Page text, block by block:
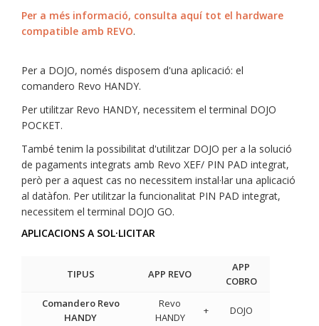
Per a més informació, consulta aquí tot el hardware
compatible amb REVO.
Per a DOJO, només disposem d'una aplicació: el
comandero Revo HANDY.
Per utilitzar Revo HANDY, necessitem el terminal DOJO
POCKET.
També tenim la possibilitat d'utilitzar DOJO per a la solució
de pagaments integrats amb Revo XEF/ PIN PAD integrat,
però per a aquest cas no necessitem instal·lar una aplicació
al datàfon. Per utilitzar la funcionalitat PIN PAD integrat,
necessitem el terminal DOJO GO.
APLICACIONS A SOL·LICITAR
TIPUS APP REVO
APP
COBRO
Comandero Revo
HANDY
Revo
HANDY
+ DOJO